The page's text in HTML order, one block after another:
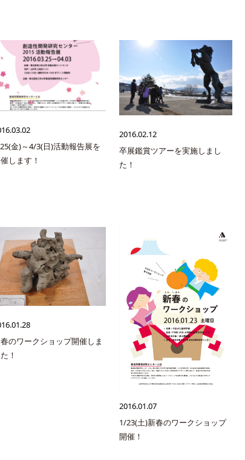
金)～4/3(日)活動報告展を
します！
2016.02.12
卒展鑑賞ツアーを実施しまし
た！
のワークショップ開催しま
！
2016.01.07
1/23(土)新春のワークショップ
開催！